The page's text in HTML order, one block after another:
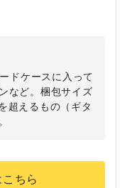
ドケースに入って
など。梱包サイズ
超えるもの（ギタ
ちら